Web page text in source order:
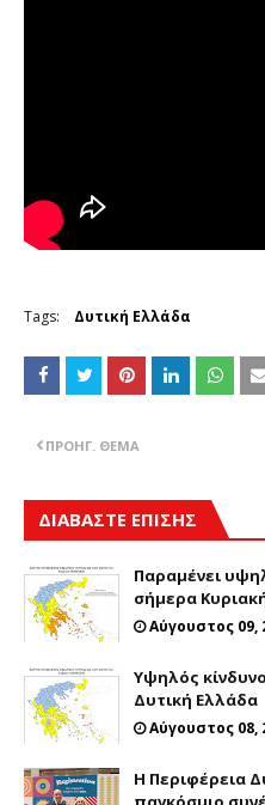
Tags: Δυτική Ελλάδα
ΠΡΟΗΓ. ΘΈΜΑ
ΔΙΑΒΑΣΤΕ ΕΠΙΣΗΣ
Παραμένει
σήμερα
Αύγουστος 09,
Υψηλός
Δυτική Ελλάδα
Αύγουστος 08,
Η Περιφέρεια